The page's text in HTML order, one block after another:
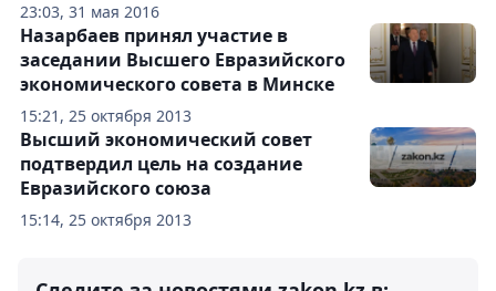
23:03, 31 мая 2016
15:21, 25 октября 2013
Назарбаев принял участие в
заседании Высшего Евразийского
экономического совета в Минске
15:14, 25 октября 2013
Высший экономический совет
подтвердил цель на создание
Евразийского союза